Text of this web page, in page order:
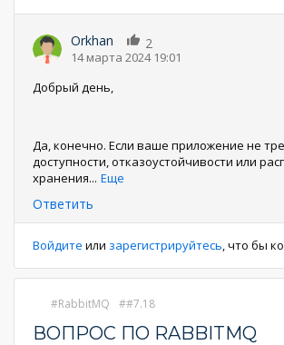
Orkhan
14 марта 2024 19:01
2
Добрый день,
Да, конечно. Если ваше приложение не
доступности, отказоустойчивости или
хранения... Еще
Ответить
Войдите или зарегистрируйтесь, что бы
RabbitMQ #7.18
ВОПРОС ПО RABBITMQ